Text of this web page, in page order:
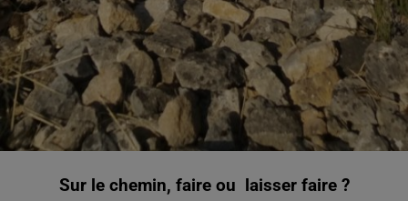
Sur le chemin, faire ou laisser faire ?